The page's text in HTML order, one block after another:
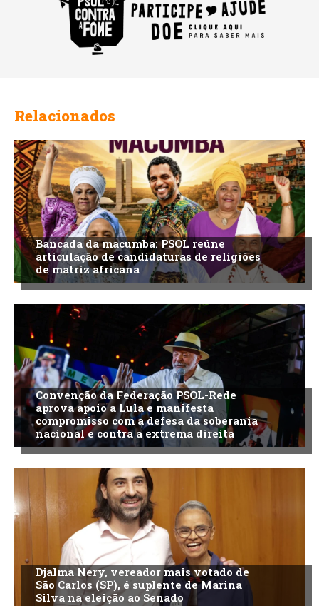
Relacionados
Bancada da macumba: PSOL reúne
articulação de candidaturas de religiões
de matriz africana
Convenção da Federação PSOL-Rede
aprova apoio a Lula e manifesta
compromisso com a defesa da soberania
nacional e contra a extrema direita
Djalma Nery, vereador mais votado de
São Carlos (SP), é suplente de Marina
Silva na eleição ao Senado